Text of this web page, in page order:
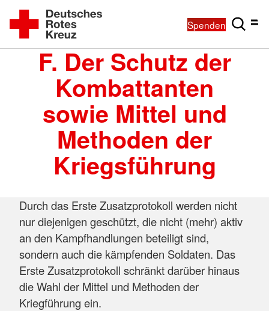
Spenden
F. Der Schutz der
Kombattanten
sowie Mittel und
Methoden der
Kriegsführung
Durch das Erste Zusatzprotokoll werden nicht
nur diejenigen geschützt, die nicht (mehr) aktiv
an den Kampfhandlungen beteiligt sind,
sondern auch die kämpfenden Soldaten. Das
Erste Zusatzprotokoll schränkt darüber hinaus
die Wahl der Mittel und Methoden der
Kriegführung ein.